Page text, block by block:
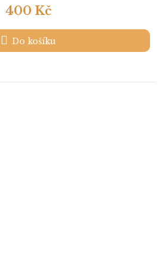
400 Kč
Do košíku